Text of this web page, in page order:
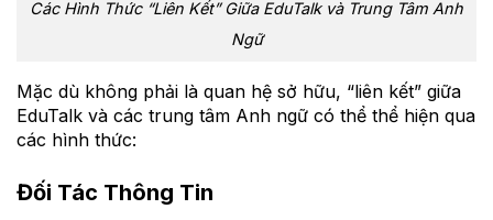
Các Hình Thức “Liên Kết” Giữa EduTalk và Trung Tâm Anh
Ngữ
Mặc dù không phải là quan hệ sở hữu, “liên kết” giữa
EduTalk và các trung tâm Anh ngữ có thể thể hiện qua
các hình thức:
Đối Tác Thông Tin